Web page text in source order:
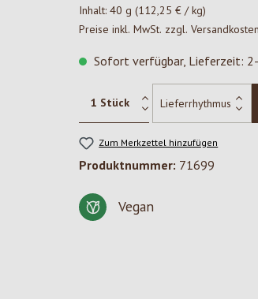
Inhalt: 40 g (112,25 € / kg)
Preise inkl. MwSt. zzgl. Versandkosten
Sofort verfügbar, Lieferzeit:
Zum Merkzettel hinzufügen
Produktnummer: 71699
Vegan